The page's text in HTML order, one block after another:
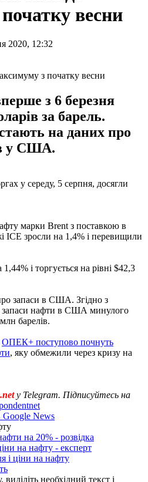
весни
2020, 12:32
з 6 березня
за барель.
на даних про
у США.
у середу, 5 серпня, досягли
марки Brent з поставкою в
ICE зросли на 1,4% і перевищили
і торгується на рівні $42,3
запаси в США. Згідно з
запаси нафти в США минулого
барелів.
ОПЕК+ поступово почнуть
, яку обмежили через кризу на
у Telegram. Підписуйтесь на
Google News
на 20% - розвідка
на нафту - експерт
і ціни на нафту
необхідний текст і